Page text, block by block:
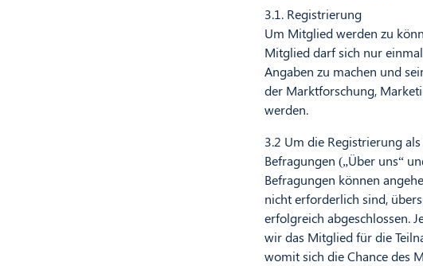
3.1. Registrierung
Um Mitglied werden zu
Mitglied darf sich nur
Angaben zu machen und
der Marktforschung,
werden.
3.2 Um die Registrierung
Befragungen („Über uns“
Befragungen können
nicht erforderlich sind,
erfolgreich abgeschlossen.
wir das Mitglied für die
womit sich die Chance des